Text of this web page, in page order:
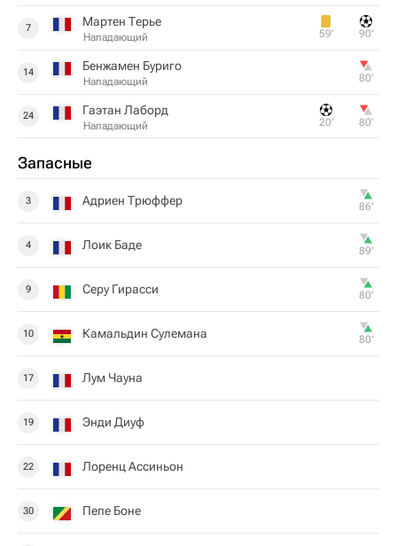
7 Мартен Терье
Нападающий 59‎’‎ 90‎’‎
14 Бенжамен Буриго
Нападающий 80‎’‎
24 Гаэтан Лаборд
Нападающий 20‎’‎ 80‎’‎
Запасные
3 Адриен Трюффер 86‎’‎
4 Лоик Баде 89‎’‎
9 Серу Гирасси 80‎’‎
10 Камальдин Сулемана 80‎’‎
17 Лум Чауна
19 Энди Диуф
22 Лоренц Ассиньон
30 Пепе Боне